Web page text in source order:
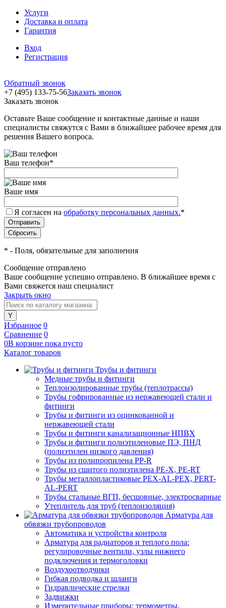
Услуги
Доставка и оплата
Гарантия
Вход
Регистрация
Обратный звонок
+7 (495) 133-75-56Заказать звонок
Заказать звонок
Оставьте Ваше сообщение и контактные данные и наши
специалисты свяжутся с Вами в ближайшее рабочее время для
решения Вашего вопроса.
Ваш телефон*
Ваше имя
Я согласен на обработку персональных данных.*
* - Поля, обязательные для заполнения
Сообщение отправлено
Ваше сообщение успешно отправлено. В ближайшее время с
Вами свяжется наш специалист
Закрыть окно
Избранное 0
Сравнение 0
0В корзине пока пусто
Каталог товаров
Трубы и фитинги
Медные трубы и фитинги
Теплоизолированные трубы (теплотрассы)
Трубы гофрированные из нержавеющей стали и
фитинги
Трубы и фитинги из оцинкованной и
нержавеющей стали
Трубы и фитинги канализационные НПВХ
Трубы и фитинги полиэтиленовые ПЭ, ПНД
(полиэтилен низкого давления)
Трубы из полипропилена PP-R
Трубы из сшитого полиэтилена PE-X, PE-RT
Трубы металлопластиковые PEX-AL-PEX, PERT-
AL-PERT
Трубы стальные ВГП, бесшовные, электросварные
Утеплитель для труб (теплоизоляция)
Арматура для
обвязки трубопроводов
Автоматика и устройства контроля
Арматура для радиаторов и теплого пола:
регулировочные вентили, узлы нижнего
подключения и термоголовки
Воздухоотводчики
Гибкая подводка и шланги
Гидравлические стрелки
Задвижки
Измерительные приборы: термометры,